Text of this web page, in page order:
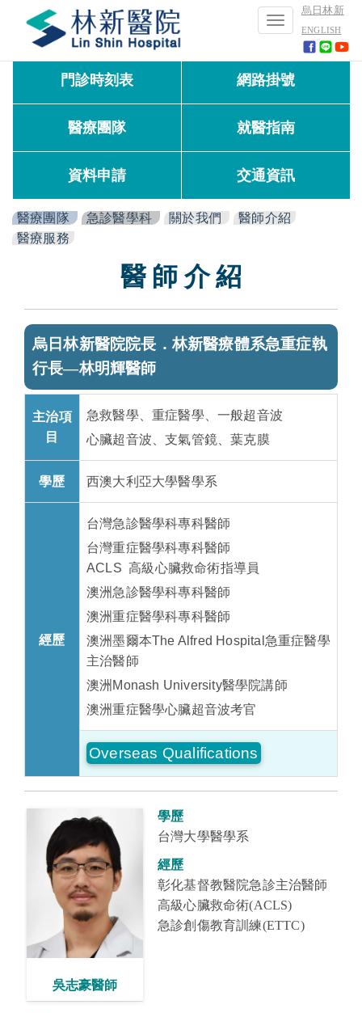
烏日林新
ENGLISH
Toggle
navigation
門診時刻表 網路掛號
醫療團隊 就醫指南
資料申請 交通資訊
醫療團隊 急診醫學科 關於我們
醫師介紹
醫療服務
醫 師 介 紹
烏日林新醫院院長．林新醫療體系急重症執
行長—林明輝醫師
主治項
目
急救醫學、重症醫學、一般超音波
心臟超音波、支氣管鏡、葉克膜
學歷 西澳大利亞大學醫學系
經歷
台灣急診醫學科專科醫師
台灣重症醫學科專科醫師
ACLS 高級心臟救命術指導員
澳洲急診醫學科專科醫師
澳洲重症醫學科專科醫師
澳洲墨爾本The Alfred Hospital急重症醫學
主治醫師
澳洲Monash University醫學院講師
澳洲重症醫學心臟超音波考官
Overseas Qualifications
吳志豪醫師
學歷
台灣大學醫學系
經歷
彰化基督教醫院急診主治醫師
高級心臟救命術(ACLS)
急診創傷教育訓練(ETTC)